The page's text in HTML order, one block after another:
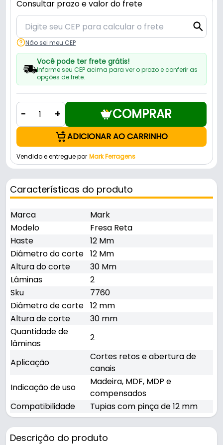
Consultar prazo e valor do frete
Não sei meu CEP
Você pode ter frete grátis!
Informe seu CEP acima para ver o prazo e conferir as
opções de frete.
- + COMPRAR
ADICIONAR AO CARRINHO
Vendido e entregue por Mark Ferragens
Características do produto
Marca
Mark
Modelo
Fresa Reta
Haste
12 Mm
Diâmetro do corte 12 Mm
Altura do corte
30 Mm
Lâminas
2
Sku
7760
Diâmetro de corte 12 mm
Altura de corte
30 mm
Quantidade de
lâminas
2
Aplicação
Cortes retos e abertura de
canais
Indicação de uso
Madeira, MDF, MDP e
compensados
Compatibilidade
Tupias com pinça de 12 mm
Descrição do produto